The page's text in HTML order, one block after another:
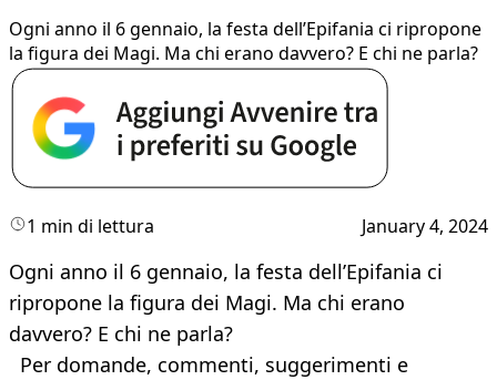
Ogni anno il 6 gennaio, la festa dell’Epifania ci ripropone
la figura dei Magi. Ma chi erano davvero? E chi ne parla?
1 min di lettura January 4, 2024
Ogni anno il 6 gennaio, la festa dell’Epifania ci
ripropone la figura dei Magi. Ma chi erano
davvero? E chi ne parla?
Per domande, commenti, suggerimenti e